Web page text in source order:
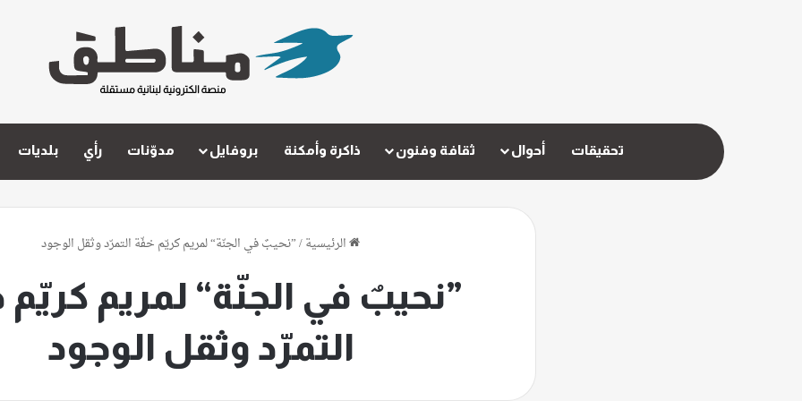
تحقيقات أحوال ثقافة وفنون ذاكرة وأمكنة بروفايل مدوّنات رأي بلديات
الرئيسية/”نحيبٌ في الجنّة“ لمريم كريّم خفّة التمرّد وثقل الوجود
”نحيبٌ في الجنّة“ لمريم
التمرّد وثقل الوجود